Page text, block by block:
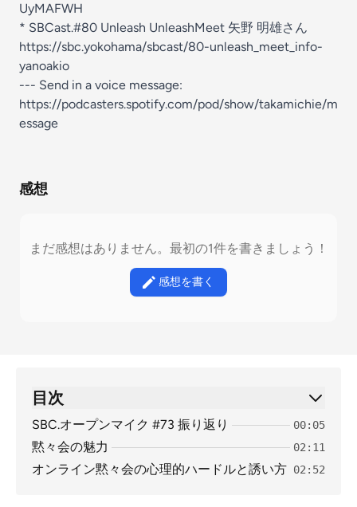
UyMAFWH
* SBCast.#80 Unleash UnleashMeet 矢野 明雄さん
https://sbc.yokohama/sbcast/80-unleash_meet_info-
yanoakio
--- Send in a voice message:
https://podcasters.spotify.com/pod/show/takamichie/m
essage
感想
まだ感想はありません。最初の1件を書きましょう！
感想を書く
目次
SBC.オープンマイク #73 振り返り 00:05
黙々会の魅力 02:11
オンライン黙々会の心理的ハードルと誘い方 02:52